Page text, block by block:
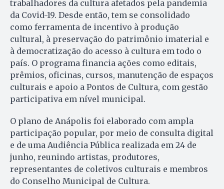
trabalhadores da cultura afetados pela pandemia
da Covid-19. Desde então, tem se consolidado
como ferramenta de incentivo à produção
cultural, à preservação do patrimônio imaterial e
à democratização do acesso à cultura em todo o
país. O programa financia ações como editais,
prêmios, oficinas, cursos, manutenção de espaços
culturais e apoio a Pontos de Cultura, com gestão
participativa em nível municipal.
O plano de Anápolis foi elaborado com ampla
participação popular, por meio de consulta digital
e de uma Audiência Pública realizada em 24 de
junho, reunindo artistas, produtores,
representantes de coletivos culturais e membros
do Conselho Municipal de Cultura.